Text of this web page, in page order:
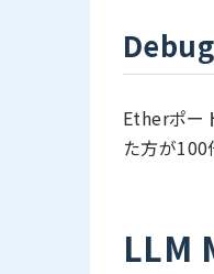
Etherポー
た方が100
LLM